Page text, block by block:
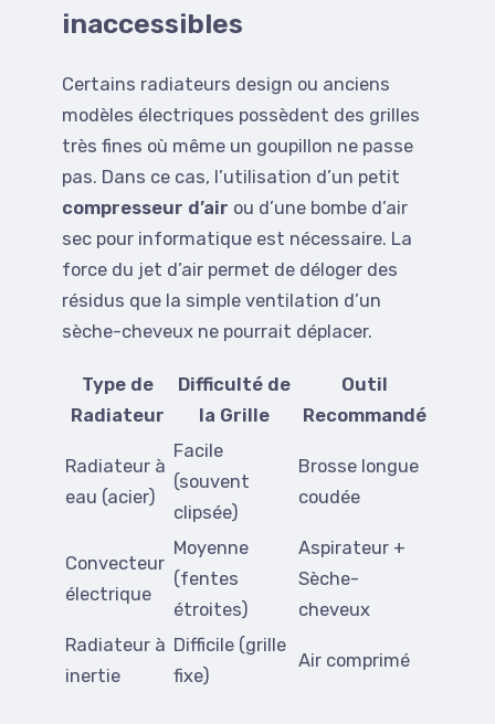
inaccessibles
Certains radiateurs design ou anciens
modèles électriques possèdent des grilles
très fines où même un goupillon ne passe
pas. Dans ce cas, l’utilisation d’un petit
compresseur d’air ou d’une bombe d’air
sec pour informatique est nécessaire. La
force du jet d’air permet de déloger des
résidus que la simple ventilation d’un
sèche-cheveux ne pourrait déplacer.
Type de
Radiateur
Difficulté de
la Grille
Outil
Recommandé
Radiateur à
eau (acier)
Facile
(souvent
clipsée)
Brosse longue
coudée
Convecteur
électrique
Moyenne
(fentes
étroites)
Aspirateur +
Sèche-
cheveux
Radiateur à
inertie
Difficile (grille
fixe)
Air comprimé